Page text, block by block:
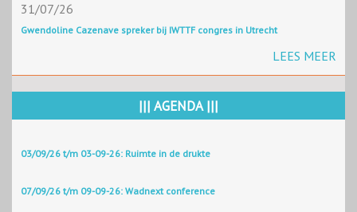
31/07/26
Gwendoline Cazenave spreker bij IWTTF congres in Utrecht
LEES MEER
||| AGENDA |||
03/09/26 t/m 03-09-26: Ruimte in de drukte
07/09/26 t/m 09-09-26: Wadnext conference